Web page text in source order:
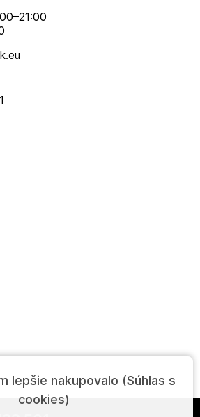
lepšie nakupovalo (Súhlas s
cookies)